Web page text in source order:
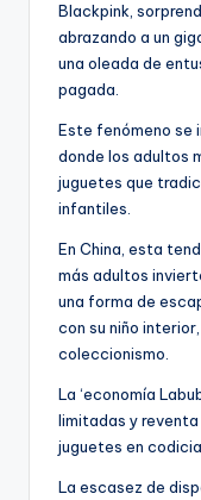
Blackpink,
abrazando a un
una oleada de
pagada.
Este fenómeno se
donde los adultos
juguetes que
infantiles.
En China, esta
más adultos
una forma de
con su niño
coleccionismo.
La ‘economía
limitadas y
juguetes en
La escasez de